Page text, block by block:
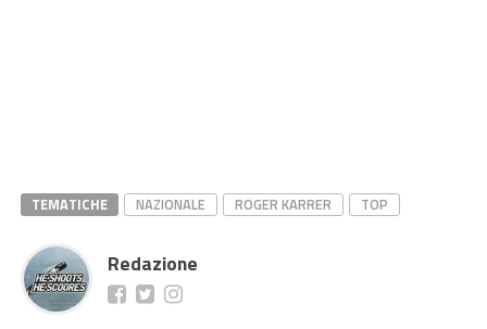
TEMATICHE NAZIONALE ROGER KARRER TOP
Redazione